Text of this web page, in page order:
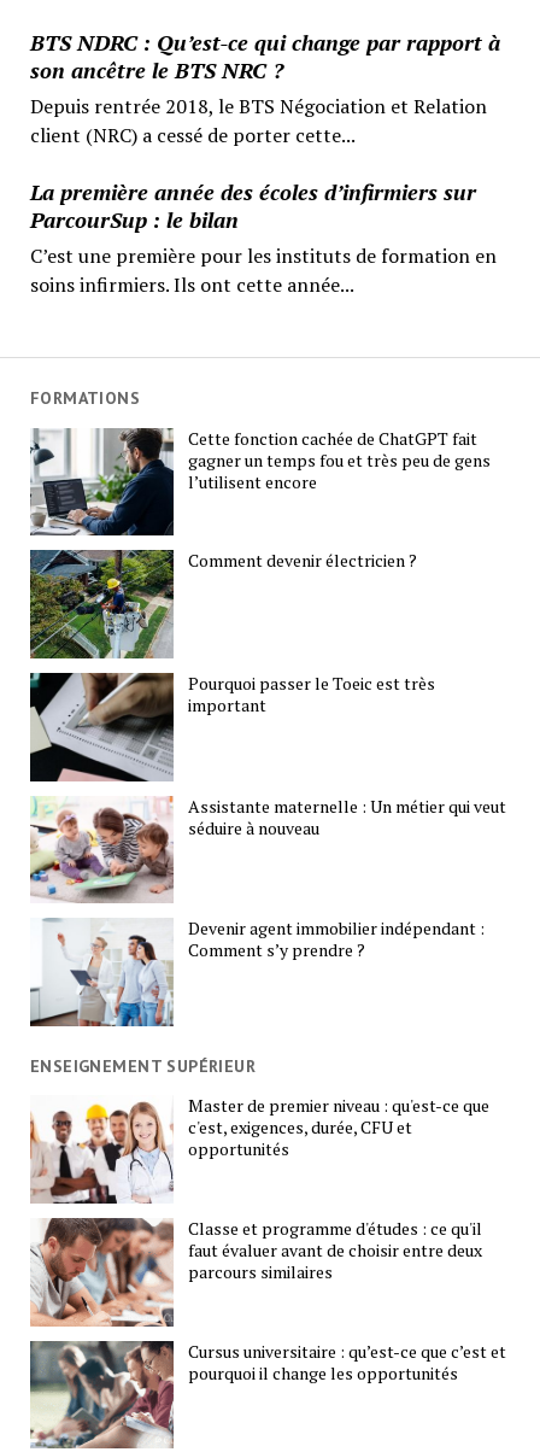
BTS NDRC : Qu’est-ce qui change par rapport à
son ancêtre le BTS NRC ?
Depuis rentrée 2018, le BTS Négociation et Relation
client (NRC) a cessé de porter cette...
La première année des écoles d’infirmiers sur
ParcourSup : le bilan
C’est une première pour les instituts de formation en
soins infirmiers. Ils ont cette année...
FORMATIONS
Cette fonction cachée de ChatGPT fait
gagner un temps fou et très peu de gens
l’utilisent encore
Comment devenir électricien ?
Pourquoi passer le Toeic est très
important
Assistante maternelle : Un métier qui veut
séduire à nouveau
Devenir agent immobilier indépendant :
Comment s’y prendre ?
ENSEIGNEMENT SUPÉRIEUR
Master de premier niveau : qu'est-ce que
c'est, exigences, durée, CFU et
opportunités
Classe et programme d'études : ce qu'il
faut évaluer avant de choisir entre deux
parcours similaires
Cursus universitaire : qu’est-ce que c’est et
pourquoi il change les opportunités